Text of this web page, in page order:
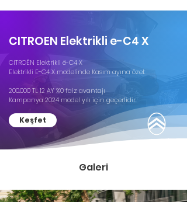
CITROEN Elektrikli e-C4 X​
CITROËN Elektrikli ë-C4 X​
Elektrikli E-C4 X modelinde Kasım ayına özel: ​
200.000 TL 12 AY %0 faiz avantajı​
Kampanya 2024 model yılı için geçerlidir.
Keşfet
Galeri